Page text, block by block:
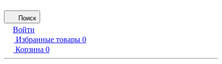
Поиск
Войти
Избранные товары 0
Корзина 0